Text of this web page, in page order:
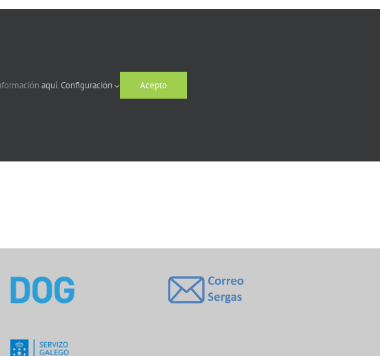
aquí.Configuración Acepto